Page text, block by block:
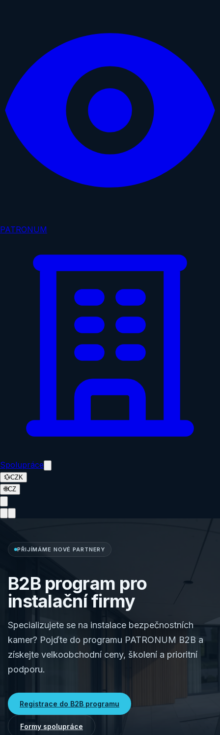
PATRONUM
Spolupráce
💱CZK
🌐CZ
PŘIJÍMÁME NOVÉ PARTNERY
B2B program pro
instalační firmy
Specializujete se na instalace bezpečnostních
kamer? Pojďte do programu PATRONUM B2B a
získejte velkoobchodní ceny, školení a prioritní
podporu.
Registrace do B2B programu
Formy spolupráce